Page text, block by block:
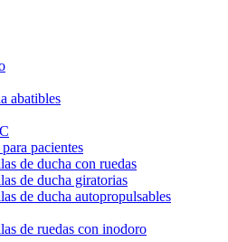
abatibles
pacientes
de ducha con ruedas
de ducha giratorias
de ducha autopropulsables
de ruedas con inodoro